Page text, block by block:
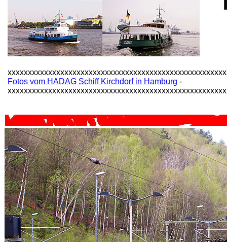
Fotos vom HADAG Schiff Kirchdorf in Hamburg -